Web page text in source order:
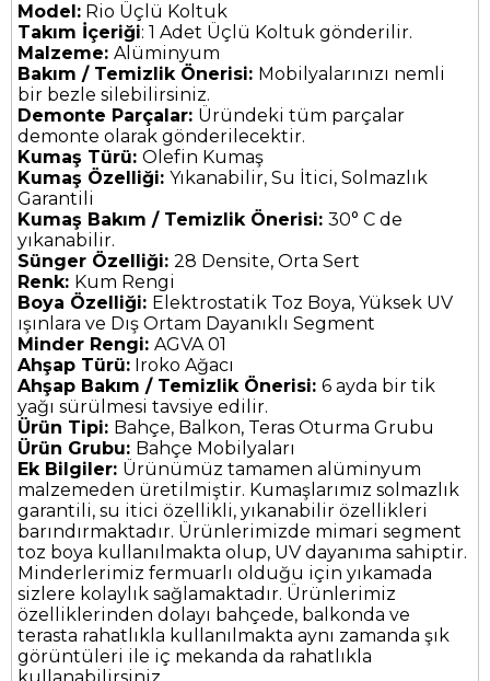
Model: Rio Üçlü Koltuk
Takım İçeriği: 1 Adet Üçlü Koltuk gönderilir.
Malzeme: Alüminyum
Bakım / Temizlik Önerisi: Mobilyalarınızı nemli
bir bezle silebilirsiniz.
Demonte Parçalar: Üründeki tüm parçalar
demonte olarak gönderilecektir.
Kumaş Türü: Olefin Kumaş
Kumaş Özelliği: Yıkanabilir, Su İtici, Solmazlık
Garantili
Kumaş Bakım / Temizlik Önerisi: 30° C de
yıkanabilir.
Sünger Özelliği: 28 Densite, Orta Sert
Renk: Kum Rengi
Boya Özelliği: Elektrostatik Toz Boya, Yüksek UV
ışınlara ve Dış Ortam Dayanıklı Segment
Minder Rengi: AGVA 01
Ahşap Türü: Iroko Ağacı
Ahşap Bakım / Temizlik Önerisi: 6 ayda bir tik
yağı sürülmesi tavsiye edilir.
Ürün Tipi: Bahçe, Balkon, Teras Oturma Grubu
Ürün Grubu: Bahçe Mobilyaları
Ek Bilgiler: Ürünümüz tamamen alüminyum
malzemeden üretilmiştir. Kumaşlarımız solmazlık
garantili, su itici özellikli, yıkanabilir özellikleri
barındırmaktadır. Ürünlerimizde mimari segment
toz boya kullanılmakta olup, UV dayanıma sahiptir.
Minderlerimiz fermuarlı olduğu için yıkamada
sizlere kolaylık sağlamaktadır. Ürünlerimiz
özelliklerinden dolayı bahçede, balkonda ve
terasta rahatlıkla kullanılmakta aynı zamanda şık
görüntüleri ile iç mekanda da rahatlıkla